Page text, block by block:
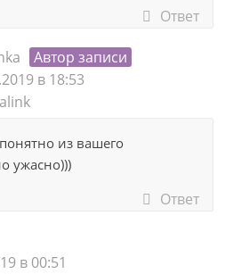
Ответ
Автор записи
в 18:53
из вашего
ужасно)))
Ответ
в 00:51